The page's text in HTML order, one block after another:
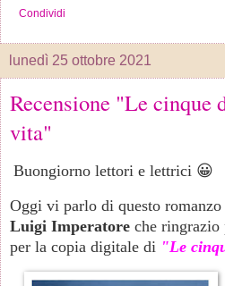
Condividi
lunedì 25 ottobre 2021
Recensione "Le cinque
vita"
Buongiorno lettori e lettrici 😀
Oggi vi parlo di questo
Luigi Imperatore che ringrazio
per la copia digitale di "Le